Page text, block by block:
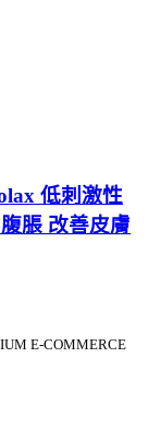
低刺激性
脹 改善皮膚
E-COMMERCE